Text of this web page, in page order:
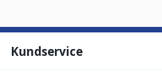
Kundservice